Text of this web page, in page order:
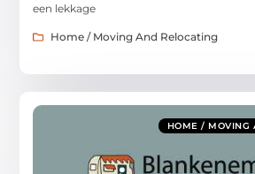
een lekkage
Home / Moving And Relocating
HOME / MOVING